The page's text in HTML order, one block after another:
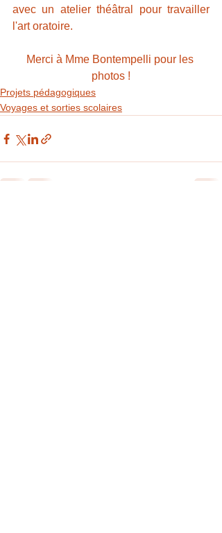
avec un atelier théâtral pour travailler
l'art oratoire.
Merci à Mme Bontempelli pour les
photos !
Projets pédagogiques
Voyages et sorties scolaires